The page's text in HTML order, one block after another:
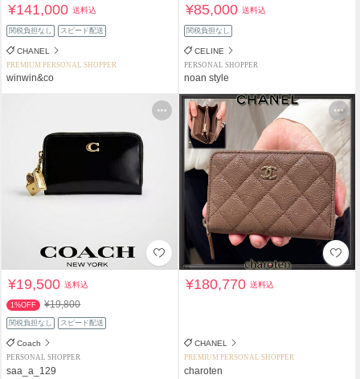
¥141,000送料込
関税負担なし スピード配送
CHANEL
PREMIUM PERSONAL SHOPPER
winwin&co
¥85,000送料込
関税負担なし
CELINE
PERSONAL SHOPPER
noan style
¥19,500送料込
1%OFF ¥19,800
関税負担なし スピード配送
Coach
PERSONAL SHOPPER
saa_a_129
¥180,770送料込
CHANEL
PREMIUM PERSONAL SHOPPER
charoten